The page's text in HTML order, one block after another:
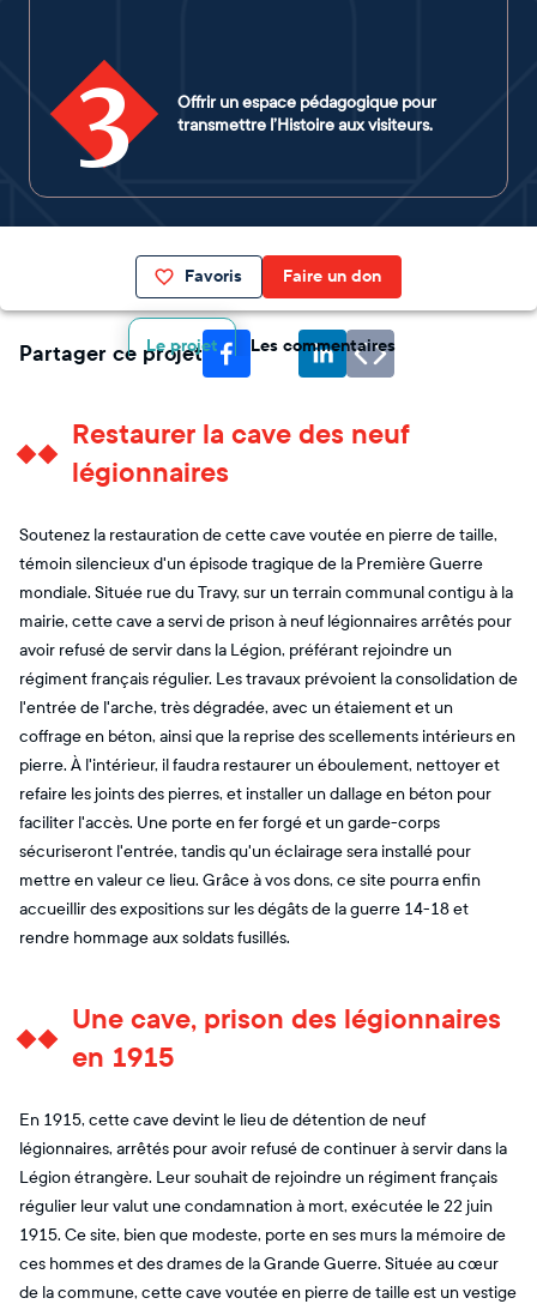
3
Offrir un espace pédagogique pour
transmettre l’Histoire aux visiteurs.
Favoris Faire un don
Le projet Les commentaires
Partager ce projet
Restaurer la cave des neuf
légionnaires
Soutenez la restauration de cette cave voutée en pierre de taille,
témoin silencieux d'un épisode tragique de la Première Guerre
mondiale. Située rue du Travy, sur un terrain communal contigu à la
mairie, cette cave a servi de prison à neuf légionnaires arrêtés pour
avoir refusé de servir dans la Légion, préférant rejoindre un
régiment français régulier. Les travaux prévoient la consolidation de
l'entrée de l'arche, très dégradée, avec un étaiement et un
coffrage en béton, ainsi que la reprise des scellements intérieurs en
pierre. À l'intérieur, il faudra restaurer un éboulement, nettoyer et
refaire les joints des pierres, et installer un dallage en béton pour
faciliter l'accès. Une porte en fer forgé et un garde-corps
sécuriseront l'entrée, tandis qu'un éclairage sera installé pour
mettre en valeur ce lieu. Grâce à vos dons, ce site pourra enfin
accueillir des expositions sur les dégâts de la guerre 14-18 et
rendre hommage aux soldats fusillés.
Une cave, prison des légionnaires
en 1915
En 1915, cette cave devint le lieu de détention de neuf
légionnaires, arrêtés pour avoir refusé de continuer à servir dans la
Légion étrangère. Leur souhait de rejoindre un régiment français
régulier leur valut une condamnation à mort, exécutée le 22 juin
1915. Ce site, bien que modeste, porte en ses murs la mémoire de
ces hommes et des drames de la Grande Guerre. Située au cœur
de la commune, cette cave voutée en pierre de taille est un vestige